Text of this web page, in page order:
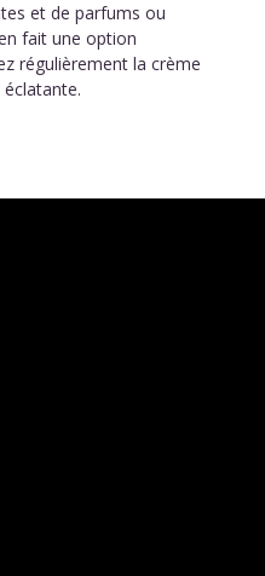
et de parfums ou
fait une option
régulièrement la crème